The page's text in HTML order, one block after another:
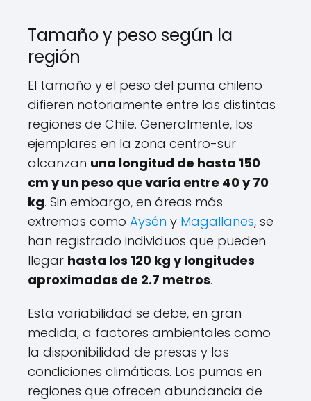
Tamaño y peso según la
región
El tamaño y el peso del puma chileno
difieren notoriamente entre las distintas
regiones de Chile. Generalmente, los
ejemplares en la zona centro-sur
alcanzan una longitud de hasta 150
cm y un peso que varía entre 40 y 70
kg. Sin embargo, en áreas más
extremas como Aysén y Magallanes, se
han registrado individuos que pueden
llegar hasta los 120 kg y longitudes
aproximadas de 2.7 metros.
Esta variabilidad se debe, en gran
medida, a factores ambientales como
la disponibilidad de presas y las
condiciones climáticas. Los pumas en
regiones que ofrecen abundancia de